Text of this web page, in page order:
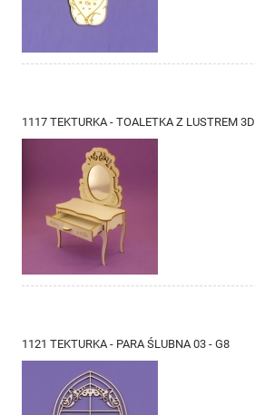
1117 TEKTURKA - TOALETKA Z LUSTREM 3D
1121 TEKTURKA - PARA ŚLUBNA 03 - G8